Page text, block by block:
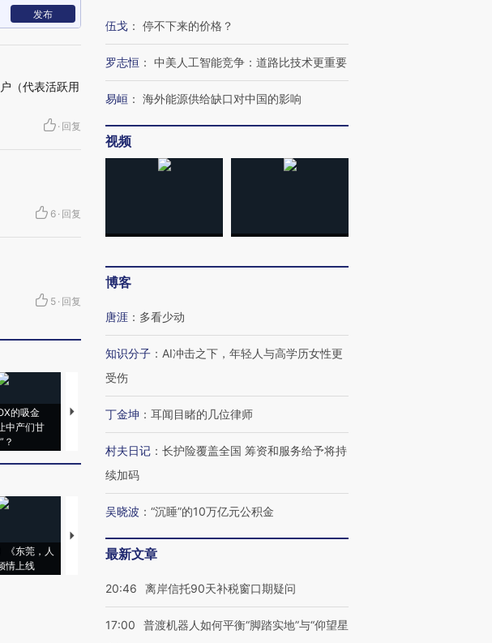
发布
（代表活跃用
· 回复
6 · 回复
5 · 回复
的吸金
中产们甘
？
马航飞行员跨国走私7万
视线｜被称为“蟑螂”的印
《东莞，人
情上线
【推广】走进第四届链博
会，让数智科技“链”接产
【商旅对话】华住集团
伍戈 ： 停不下来的价格？
罗志恒 ： 中美人工智能竞争：道路比技术更重要
易峘 ： 海外能源供给缺口对中国的影响
视频
博客
唐涯 ： 多看少动
知识分子 ： AI冲击之下，年轻人与高学历女性更
受伤
丁金坤 ： 耳闻目睹的几位律师
村夫日记 ： 长护险覆盖全国 筹资和服务给予将持
续加码
吴晓波 ： “沉睡”的10万亿元公积金
最新文章
20:46 离岸信托90天补税窗口期疑问
17:00
普渡机器人如何平衡“脚踏实地”与“仰望星